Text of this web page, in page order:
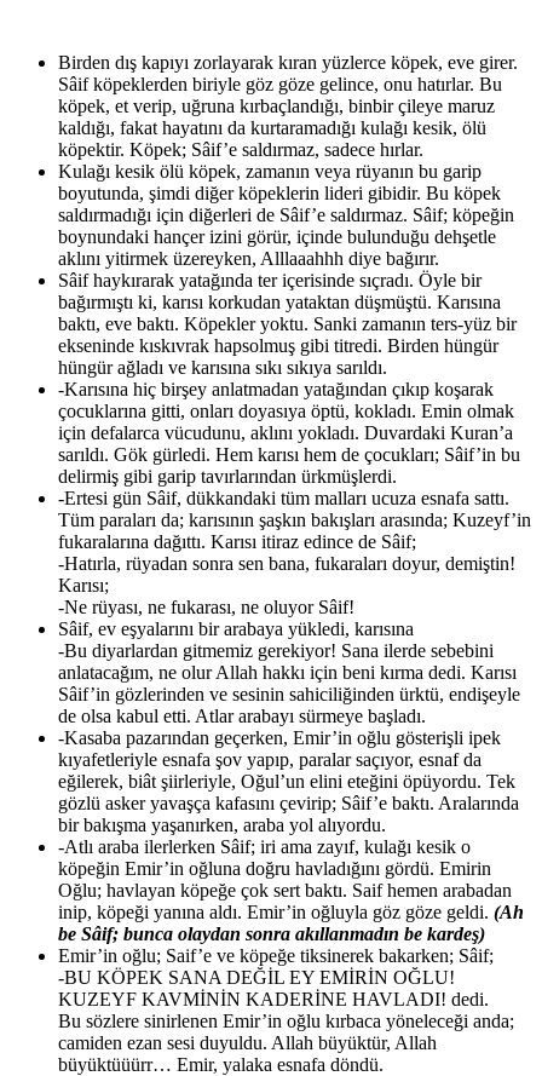
Birden dış kapıyı zorlayarak kıran yüzlerce köpek, eve girer.
Sâif köpeklerden biriyle göz göze gelince, onu hatırlar. Bu
köpek, et verip, uğruna kırbaçlandığı, binbir çileye maruz
kaldığı, fakat hayatını da kurtaramadığı kulağı kesik, ölü
köpektir. Köpek; Sâif’e saldırmaz, sadece hırlar.
Kulağı kesik ölü köpek, zamanın veya rüyanın bu garip
boyutunda, şimdi diğer köpeklerin lideri gibidir. Bu köpek
saldırmadığı için diğerleri de Sâif’e saldırmaz. Sâif; köpeğin
boynundaki hançer izini görür, içinde bulunduğu dehşetle
aklını yitirmek üzereyken, Alllaaahhh diye bağırır.
Sâif haykırarak yatağında ter içerisinde sıçradı. Öyle bir
bağırmıştı ki, karısı korkudan yataktan düşmüştü. Karısına
baktı, eve baktı. Köpekler yoktu. Sanki zamanın ters-yüz bir
ekseninde kıskıvrak hapsolmuş gibi titredi. Birden hüngür
hüngür ağladı ve karısına sıkı sıkıya sarıldı.
-Karısına hiç birşey anlatmadan yatağından çıkıp koşarak
çocuklarına gitti, onları doyasıya öptü, kokladı. Emin olmak
için defalarca vücudunu, aklını yokladı. Duvardaki Kuran’a
sarıldı. Gök gürledi. Hem karısı hem de çocukları; Sâif’in bu
delirmiş gibi garip tavırlarından ürkmüşlerdi.
-Ertesi gün Sâif, dükkandaki tüm malları ucuza esnafa sattı.
Tüm paraları da; karısının şaşkın bakışları arasında; Kuzeyf’in
fukaralarına dağıttı. Karısı itiraz edince de Sâif;
-Hatırla, rüyadan sonra sen bana, fukaraları doyur, demiştin!
Karısı;
-Ne rüyası, ne fukarası, ne oluyor Sâif!
Sâif, ev eşyalarını bir arabaya yükledi, karısına
-Bu diyarlardan gitmemiz gerekiyor! Sana ilerde sebebini
anlatacağım, ne olur Allah hakkı için beni kırma dedi. Karısı
Sâif’in gözlerinden ve sesinin sahiciliğinden ürktü, endişeyle
de olsa kabul etti. Atlar arabayı sürmeye başladı.
-Kasaba pazarından geçerken, Emir’in oğlu gösterişli ipek
kıyafetleriyle esnafa şov yapıp, paralar saçıyor, esnaf da
eğilerek, biât şiirleriyle, Oğul’un elini eteğini öpüyordu. Tek
gözlü asker yavaşça kafasını çevirip; Sâif’e baktı. Aralarında
bir bakışma yaşanırken, araba yol alıyordu.
-Atlı araba ilerlerken Sâif; iri ama zayıf, kulağı kesik o
köpeğin Emir’in oğluna doğru havladığını gördü. Emirin
Oğlu; havlayan köpeğe çok sert baktı. Saif hemen arabadan
inip, köpeği yanına aldı. Emir’in oğluyla göz göze geldi. (Ah
be Sâif; bunca olaydan sonra akıllanmadın be kardeş)
Emir’in oğlu; Saif’e ve köpeğe tiksinerek bakarken; Sâif;
-BU KÖPEK SANA DEĞİL EY EMİRİN OĞLU!
KUZEYF KAVMİNİN KADERİNE HAVLADI! dedi.
Bu sözlere sinirlenen Emir’in oğlu kırbaca yöneleceği anda;
camiden ezan sesi duyuldu. Allah büyüktür, Allah
büyüktüüürr… Emir, yalaka esnafa döndü.